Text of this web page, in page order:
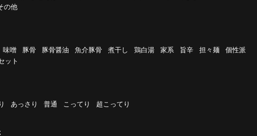
の他
味噌 豚骨 豚骨醤油 魚介豚骨 煮干し 鶏白湯 家系 旨辛 担々麺
個性派
ット
あっさり 普通 こってり 超こってり